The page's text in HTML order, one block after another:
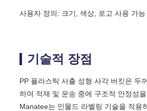
사용자 정의: 크기, 색상, 로고 사용 가능
기술적 장점
PP 플라스틱 사출 성형 사각 버킷은 두
하여 적재 및 운송 중에 구조적 안정성
Manatee는 인몰드 라벨링 기술을 적용